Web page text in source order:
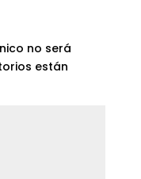
no será
están